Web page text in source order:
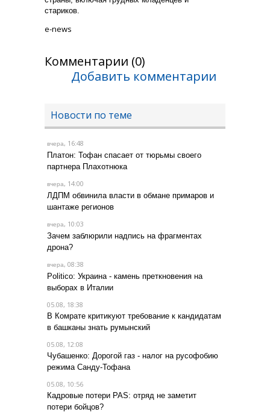
стариков.
e-news
Комментарии (0)
Добавить комментарии
Новости по теме
вчера, 16:48
Платон: Тофан спасает от тюрьмы своего
партнера Плахотнюка
вчера, 14:00
ЛДПМ обвинила власти в обмане примаров и
шантаже регионов
вчера, 10:03
Зачем заблюрили надпись на фрагментах
дрона?
вчера, 08:38
Politico: Украина - камень преткновения на
выборах в Италии
05.08, 18:38
В Комрате критикуют требование к кандидатам
в башканы знать румынский
05.08, 12:08
Чубашенко: Дорогой газ - налог на русофобию
режима Санду-Тофана
05.08, 10:56
Кадровые потери PAS: отряд не заметит
потери бойцов?